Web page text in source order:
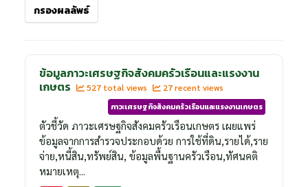
กรองผลลัพธ์
ข้อมูลภาวะเศรษฐกิจสังคมครัวเรือนและแรงงาน
เกษตร
527 total views
27 recent views
ภาวะเศรษฐกิจสังคมครัวเรือนและแรงงานเกษตร
ตัวชี้วัด ภาวะเศรษฐกิจสังคมครัวเรือนเกษตร เผยแพร่
ข้อมูลจากการสำรวจประกอบด้วย การใช้ที่ดิน,รายได้,ราย
จ่าย,หนี้สิน,ทรัพย์สิน, ข้อมูลพื้นฐานครัวเรือน,ทัศนคติ
หมายเหตุ...